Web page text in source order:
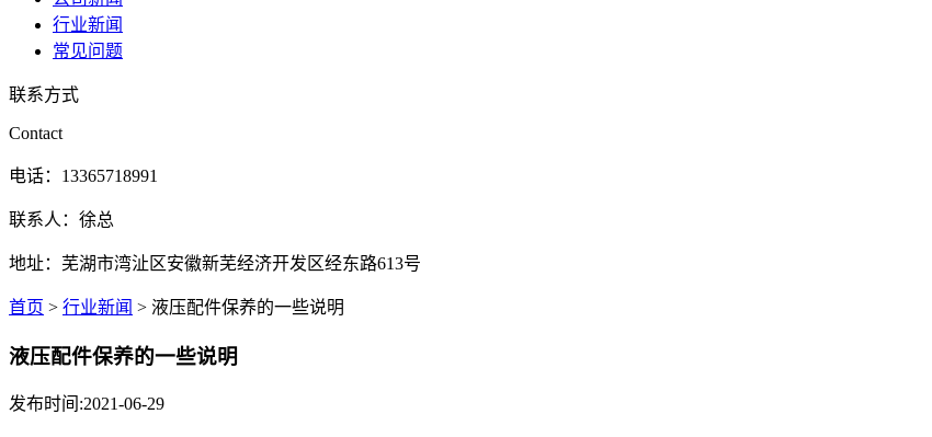
行业新闻
常见问题
联系方式
Contact
电话：13365718991
联系人：徐总
地址：芜湖市湾沚区安徽新芜经济开发区经东路613号
首页 > 行业新闻 > 液压配件保养的一些说明
液压配件保养的一些说明
发布时间:2021-06-29